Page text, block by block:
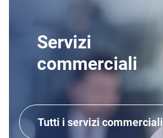
Servizi
commerciali
Tutti i servizi commerciali